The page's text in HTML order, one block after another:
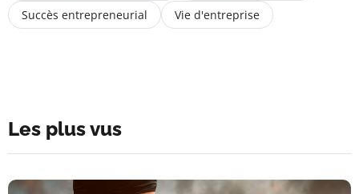
Succès entrepreneurial
Vie d'entreprise
Les plus vus